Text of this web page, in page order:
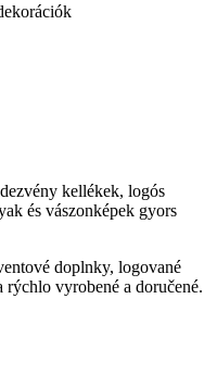
kellékek, logós
és vászonképek gyors
doplnky, logované
vyrobené a doručené.